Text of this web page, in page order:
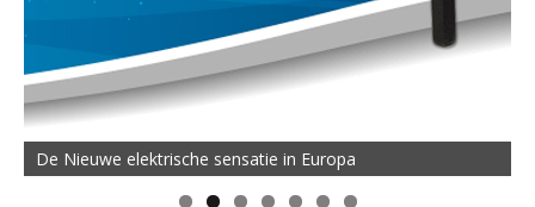
De Nieuwe elektrische sensatie in Europa